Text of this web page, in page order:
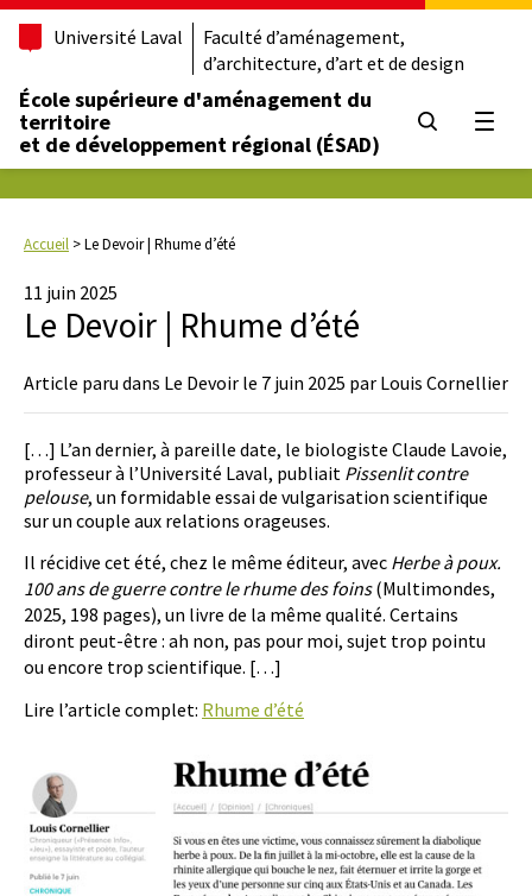
Université Laval
Faculté d’aménagement,
d’architecture, d’art et de design
École supérieure d'aménagement du
territoire
et de développement régional (ÉSAD)
Accueil >Le Devoir | Rhume d’été
11 juin 2025
Le Devoir | Rhume d’été
Article paru dans Le Devoir le 7 juin 2025 par Louis Cornellier
[…] L’an dernier, à pareille date, le biologiste Claude Lavoie,
professeur à l’Université Laval, publiait Pissenlit contre
pelouse, un formidable essai de vulgarisation scientifique
sur un couple aux relations orageuses.
Il récidive cet été, chez le même éditeur, avec Herbe à poux.
100 ans de guerre contre le rhume des foins(Multimondes,
2025, 198 pages), un livre de la même qualité. Certains
diront peut-être : ah non, pas pour moi, sujet trop pointu
ou encore trop scientifique. […]
Lire l’article complet: Rhume d’été